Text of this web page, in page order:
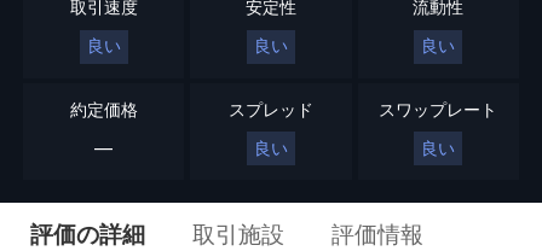
取引速度
良い
安定性
良い
流動性
良い
約定価格
---
スプレッド
良い
スワップレート
良い
評価の詳細 取引施設 評価情報